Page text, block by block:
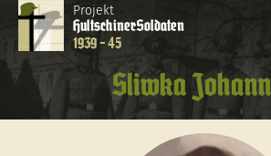
Projekt
HultschinerSoldaten
1939 - 45
Sliwka Johann